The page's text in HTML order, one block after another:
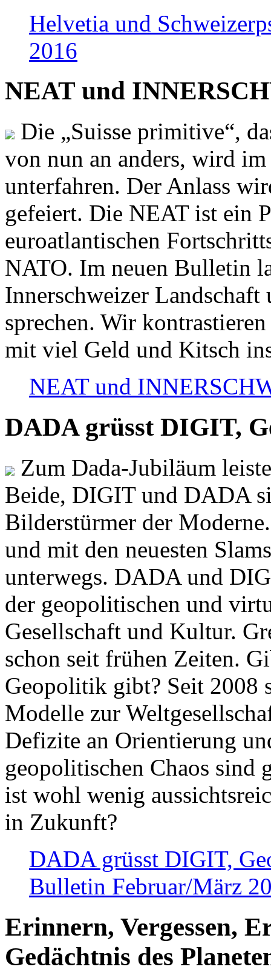
Helvetia und
2016
NEAT und
Die „Suisse primitive“,
von nun an anders, wird
unterfahren. Der Anlass
gefeiert. Die NEAT ist ein
euroatlantischen
NATO. Im neuen Bulletin
Innerschweizer
sprechen. Wir
mit viel Geld und Kitsch
NEAT und
DADA grüsst DIGIT,
Zum Dada-Jubiläum
Beide, DIGIT und DADA
Bilderstürmer der
und mit den neuesten
unterwegs. DADA und
der geopolitischen und
Gesellschaft und Kultur.
schon seit frühen Zeiten.
Geopolitik gibt? Seit 2008
Modelle zur
Defizite an Orientierung
geopolitischen Chaos sind
ist wohl wenig
in Zukunft?
DADA grüsst DIGIT,
Bulletin Februar/März
Erinnern, Vergessen,
Gedächtnis des